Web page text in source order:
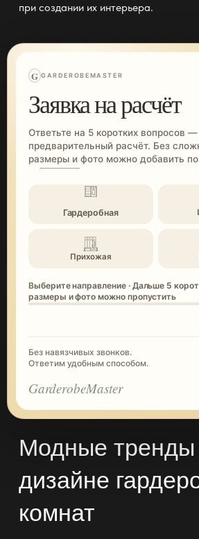
при создании их интерьера.
G GARDEROBEMASTER
Заявка на расчёт
Ответьте на 5 коротких вопросов
предварительный расчёт. Без
размеры и фото можно добавить
Гардеробная
Прихожая
Выберите направление · Дальше 5 коротких вопросов ·
размеры и фото можно пропустить
Без навязчивых звонков.
Ответим удобным способом.
GarderobeMaster
Модные тренды
дизайне
комнат